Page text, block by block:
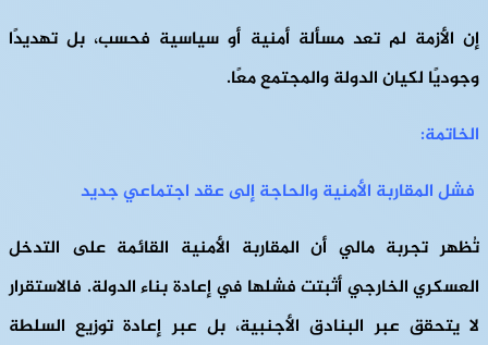
إن الأزمة لم تعد مسألة أمنية أو سياسية فحسب، بل تهديدًا
وجوديًا لكيان الدولة والمجتمع معًا.
الخاتمة:
فشل المقاربة الأمنية والحاجة إلى عقد اجتماعي جديد
تُظهر تجربة مالي أن المقاربة الأمنية القائمة على التدخل
العسكري الخارجي أثبتت فشلها في إعادة بناء الدولة. فالاستقرار
لا يتحقق عبر البنادق الأجنبية، بل عبر إعادة توزيع السلطة